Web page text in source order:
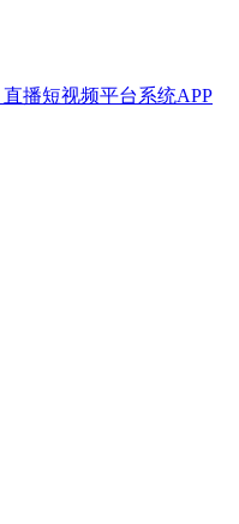
播短视频平台系统APP